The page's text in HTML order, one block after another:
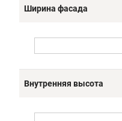
Ширина фасада
Внутренняя высота